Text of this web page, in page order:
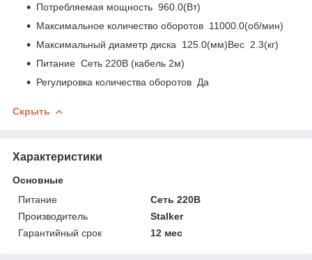
Потребляемая мощность 960.0(Вт)
Максимальное количество оборотов 11000.0(об/мин)
Максимальный диаметр диска 125.0(мм)Вес 2.3(кг)
Питание Сеть 220В (кабель 2м)
Регулировка количества оборотов Да
Скрыть
Характеристики
Основные
Питание
Сеть 220В
Производитель
Stalker
Гарантийный срок
12 мес